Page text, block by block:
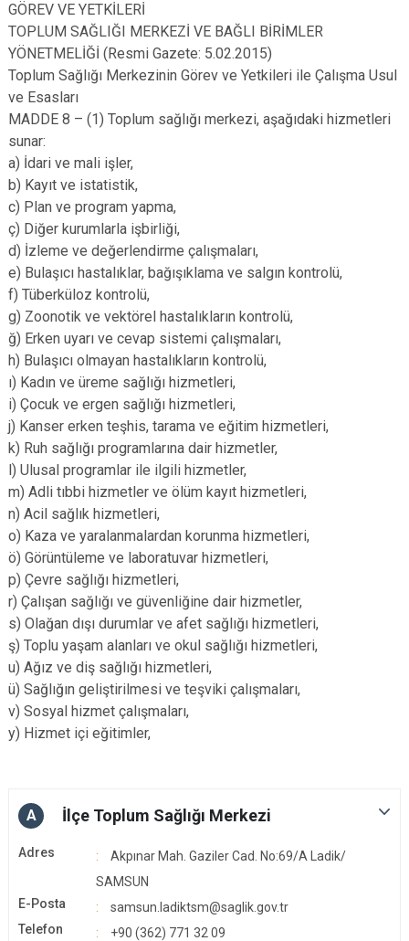
GÖREV VE YETKİLERİ
TOPLUM SAĞLIĞI MERKEZİ VE BAĞLI BİRİMLER
YÖNETMELİĞİ (Resmi Gazete: 5.02.2015)
Toplum Sağlığı Merkezinin Görev ve Yetkileri ile Çalışma Usul
ve Esasları
MADDE 8 – (1) Toplum sağlığı merkezi, aşağıdaki hizmetleri
sunar:
a) İdari ve mali işler,
b) Kayıt ve istatistik,
c) Plan ve program yapma,
ç) Diğer kurumlarla işbirliği,
d) İzleme ve değerlendirme çalışmaları,
e) Bulaşıcı hastalıklar, bağışıklama ve salgın kontrolü,
f) Tüberküloz kontrolü,
g) Zoonotik ve vektörel hastalıkların kontrolü,
ğ) Erken uyarı ve cevap sistemi çalışmaları,
h) Bulaşıcı olmayan hastalıkların kontrolü,
ı) Kadın ve üreme sağlığı hizmetleri,
i) Çocuk ve ergen sağlığı hizmetleri,
j) Kanser erken teşhis, tarama ve eğitim hizmetleri,
k) Ruh sağlığı programlarına dair hizmetler,
l) Ulusal programlar ile ilgili hizmetler,
m) Adli tıbbi hizmetler ve ölüm kayıt hizmetleri,
n) Acil sağlık hizmetleri,
o) Kaza ve yaralanmalardan korunma hizmetleri,
ö) Görüntüleme ve laboratuvar hizmetleri,
p) Çevre sağlığı hizmetleri,
r) Çalışan sağlığı ve güvenliğine dair hizmetler,
s) Olağan dışı durumlar ve afet sağlığı hizmetleri,
ş) Toplu yaşam alanları ve okul sağlığı hizmetleri,
u) Ağız ve diş sağlığı hizmetleri,
ü) Sağlığın geliştirilmesi ve teşviki çalışmaları,
v) Sosyal hizmet çalışmaları,
y) Hizmet içi eğitimler,
A İlçe Toplum Sağlığı Merkezi
Adres
Akpınar Mah. Gaziler Cad. No:69/A Ladik/
SAMSUN
E-Posta
samsun.ladiktsm@saglik.gov.tr
Telefon
+90 (362) 771 32 09